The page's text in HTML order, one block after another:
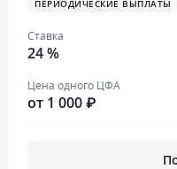
ПЕРИОДИЧЕСКИЕ ВЫПЛАТЫ
Ставка
24 %
Цена одного ЦФА
от 1 000 ₽